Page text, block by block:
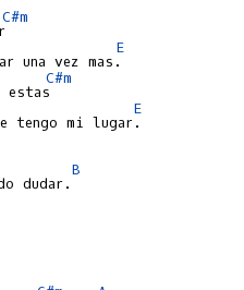
C#m
E
una vez mas.
C#m
estas
E
tengo mi lugar.
B
dudar.